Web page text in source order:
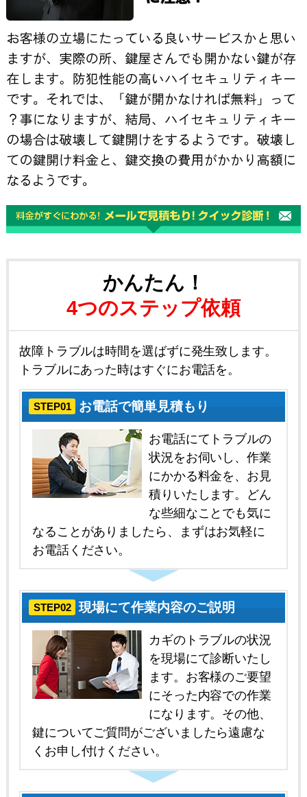
かんたん！
4つのステップ依頼
故障トラブルは時間を選ばずに発生致します。
トラブルにあった時はすぐにお電話を。
STEP01 お電話で簡単見積もり
お電話にてトラブルの
状況をお伺いし、作業
にかかる料金を、お見
積りいたします。どん
な些細なことでも気に
なることがありましたら、まずはお気軽に
お電話ください。
STEP02 現場にて作業内容のご説明
カギのトラブルの状況
を現場にて診断いたし
ます。お客様のご要望
にそった内容での作業
になります。その他、
鍵についてご質問がございましたら遠慮な
くお申し付けください。